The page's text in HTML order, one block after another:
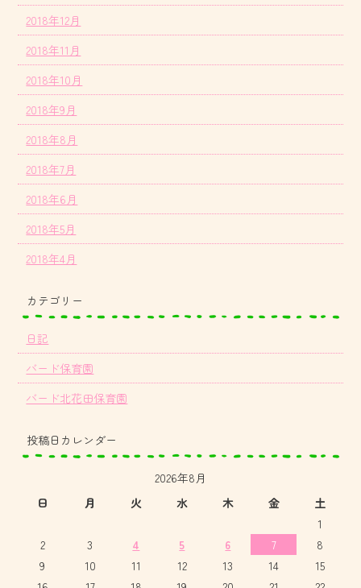
2018年12月
2018年11月
2018年10月
2018年9月
2018年8月
2018年7月
2018年6月
2018年5月
2018年4月
カテゴリー
日記
バード保育園
バード北花田保育園
投稿日カレンダー
2026年8月
日
月 火 水 木 金
土
1
2
3 4 5 6 7
8
9
10 11 12 13 14
15